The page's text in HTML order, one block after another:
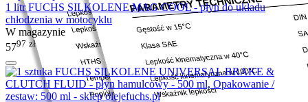
1 litr FUCHS SILKOLENE MAG COOL - płyn do układu
chłodzenia w motocyklu
W magazynie
5797 zł